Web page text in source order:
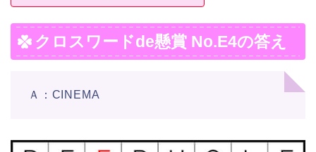
クロスワードde懸賞 No.E4の答え
Ａ：CINEMA